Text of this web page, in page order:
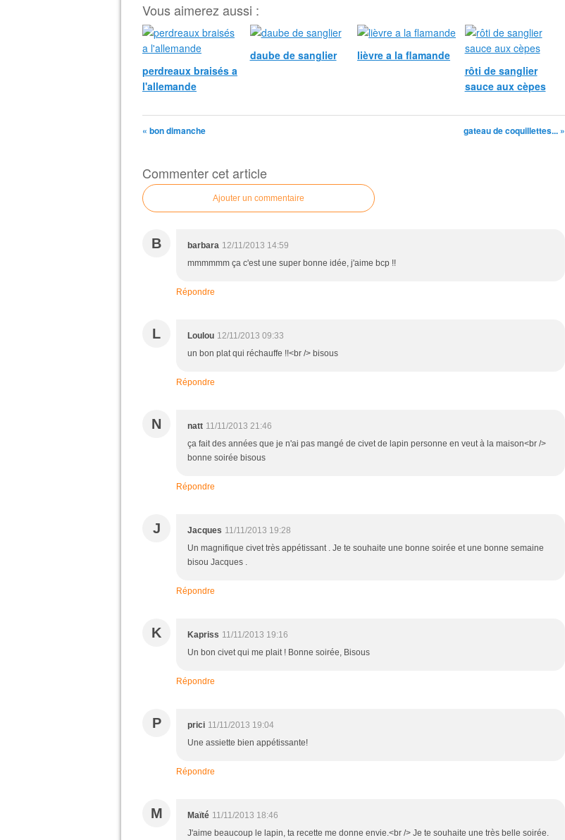
Vous aimerez aussi :
perdreaux braisés a
l'allemande
daube de sanglier
lièvre a la flamande
rôti de sanglier
sauce aux cèpes
« bon dimanche gateau de coquillettes... »
Commenter cet article
Ajouter un commentaire
B barbara 12/11/2013 14:59
mmmmmm ça c'est une super bonne idée, j'aime bcp !!
Répondre
L Loulou 12/11/2013 09:33
un bon plat qui réchauffe !!<br /> bisous
Répondre
N natt 11/11/2013 21:46
ça fait des années que je n'ai pas mangé de civet de lapin personne en veut à la maison<br />
bonne soirée bisous
Répondre
J Jacques 11/11/2013 19:28
Un magnifique civet très appétissant . Je te souhaite une bonne soirée et une bonne semaine
bisou Jacques .
Répondre
K Kapriss 11/11/2013 19:16
Un bon civet qui me plait ! Bonne soirée, Bisous
Répondre
P prici 11/11/2013 19:04
Une assiette bien appétissante!
Répondre
M Maïté 11/11/2013 18:46
J'aime beaucoup le lapin, ta recette me donne envie.<br /> Je te souhaite une très belle soirée.